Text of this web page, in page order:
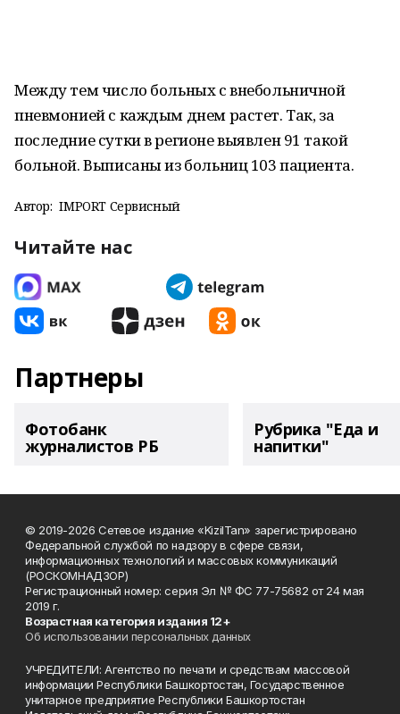
Между тем число больных с внебольничной
пневмонией с каждым днем растет. Так, за
последние сутки в регионе выявлен 91 такой
больной. Выписаны из больниц 103 пациента.
Автор: IMPORT Сервисный
Читайте нас
Партнеры
Фотобанк
журналистов РБ
Рубрика "Еда и
напитки"
© 2019-2026 Сетевое издание «KizilTan» зарегистрировано
Федеральной службой по надзору в сфере связи,
информационных технологий и массовых коммуникаций
(РОСКОМНАДЗОР)
Регистрационный номер: серия Эл № ФС 77-75682 от 24 мая
2019 г.
Возрастная категория издания 12+
Об использовании персональных данных
УЧРЕДИТЕЛИ: Агентство по печати и средствам массовой
информации Республики Башкортостан, Государственное
унитарное предприятие Республики Башкортостан